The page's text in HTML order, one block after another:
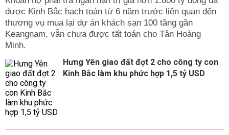
được Kinh Bắc hạch toán từ 6 năm trước liên quan đến
thương vụ mua lại dự án khách sạn 100 tầng gần
Keangnam, vẫn chưa được tất toán cho Tân Hoàng
Hưng Yên giao đất đợt 2 cho công ty con
Kinh Bắc làm khu phức hợp 1,5 tỷ USD